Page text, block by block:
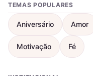
TEMAS POPULARES
Aniversário Amor
Motivação Fé